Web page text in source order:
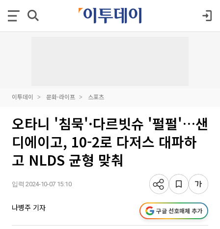
이투데이 문화·라이프 스포츠
오타니 '침묵'·다르빗슈 '펄펄'…샌
디에이고, 10-2로 다저스 대파하
고 NLDS 균형 맞춰
입력 2024-10-07 15:10
나병주 기자 구글 선호매체 추가